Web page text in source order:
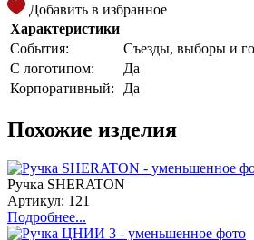
Добавить в избранное
Характеристики
События:
Съезды, выборы и
С логотипом:
Да
Корпоративный:
Да
Похожие изделия
Ручка SHERATON
Артикул: 121
Подробнее...